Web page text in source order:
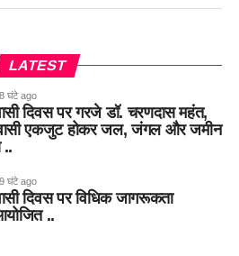
LATEST
8 घंटे ago
दिवस पर गरजे डॉ. चरणदास महंत,
एकजुट होकर जल, जंगल और जमीन
..
9 घंटे ago
दिवस पर विधिक जागरूकता
..